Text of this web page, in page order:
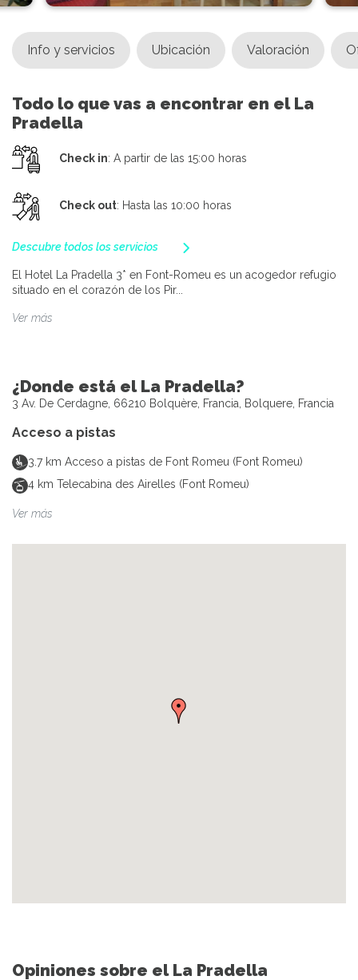
Info y servicios Ubicación Valoración
Todo lo que vas a encontrar en el La
Pradella
Check in: A partir de las 15:00 horas
Check out: Hasta las 10:00 horas
Descubre todos los servicios
El Hotel La Pradella 3* en Font-Romeu es un acogedor refugio
situado en el corazón de los Pir...
Ver más
¿Donde está el La Pradella?
3 Av. De Cerdagne, 66210 Bolquère, Francia, Bolquere, Francia
Acceso a pistas
3.7 km Acceso a pistas de Font Romeu (Font Romeu)
4 km Telecabina des Airelles (Font Romeu)
Ver más
Opiniones sobre el La Pradella